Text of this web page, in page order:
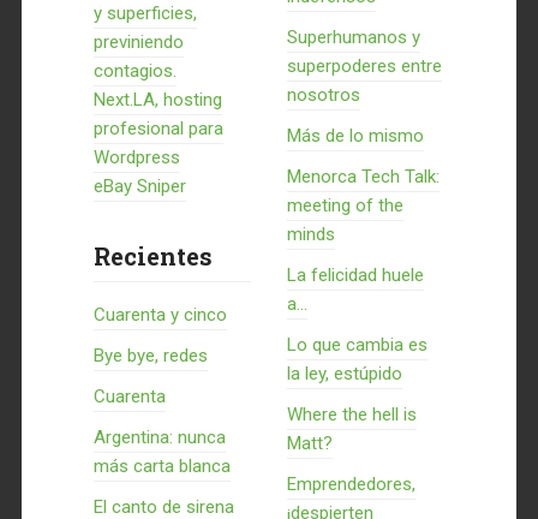
y superficies,
previniendo
contagios.
Next.LA, hosting
profesional para
Wordpress
eBay Sniper
Recientes
Cuarenta y cinco
Bye bye, redes
Cuarenta
Argentina: nunca
más carta blanca
El canto de sirena
Superhumanos y
superpoderes entre
nosotros
Más de lo mismo
Menorca Tech Talk:
meeting of the
minds
La felicidad huele
a...
Lo que cambia es
la ley, estúpido
Where the hell is
Matt?
Emprendedores,
¡despierten